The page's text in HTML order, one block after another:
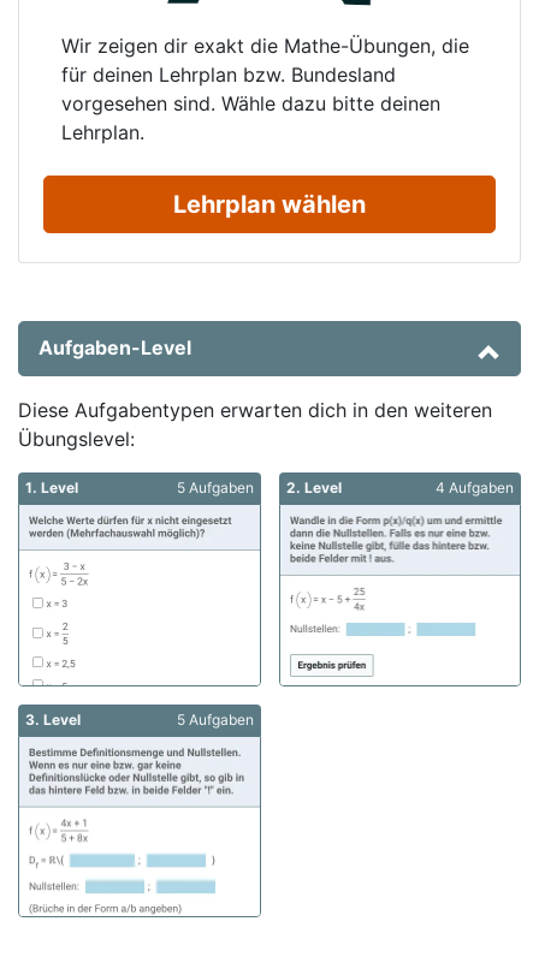
Wir zeigen dir exakt die Mathe-Übungen, die
für deinen Lehrplan bzw. Bundesland
vorgesehen sind. Wähle dazu bitte deinen
Lehrplan.
Lehrplan wählen
Aufgaben-Level
Diese Aufgabentypen erwarten dich in den weiteren
Übungslevel:
1. Level 5 Aufgaben 2. Level 4 Aufgaben
3. Level 5 Aufgaben